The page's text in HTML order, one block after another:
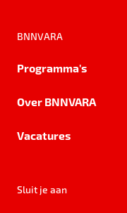
BNNVARA
Programma's
Over BNNVARA
Vacatures
Sluit je aan